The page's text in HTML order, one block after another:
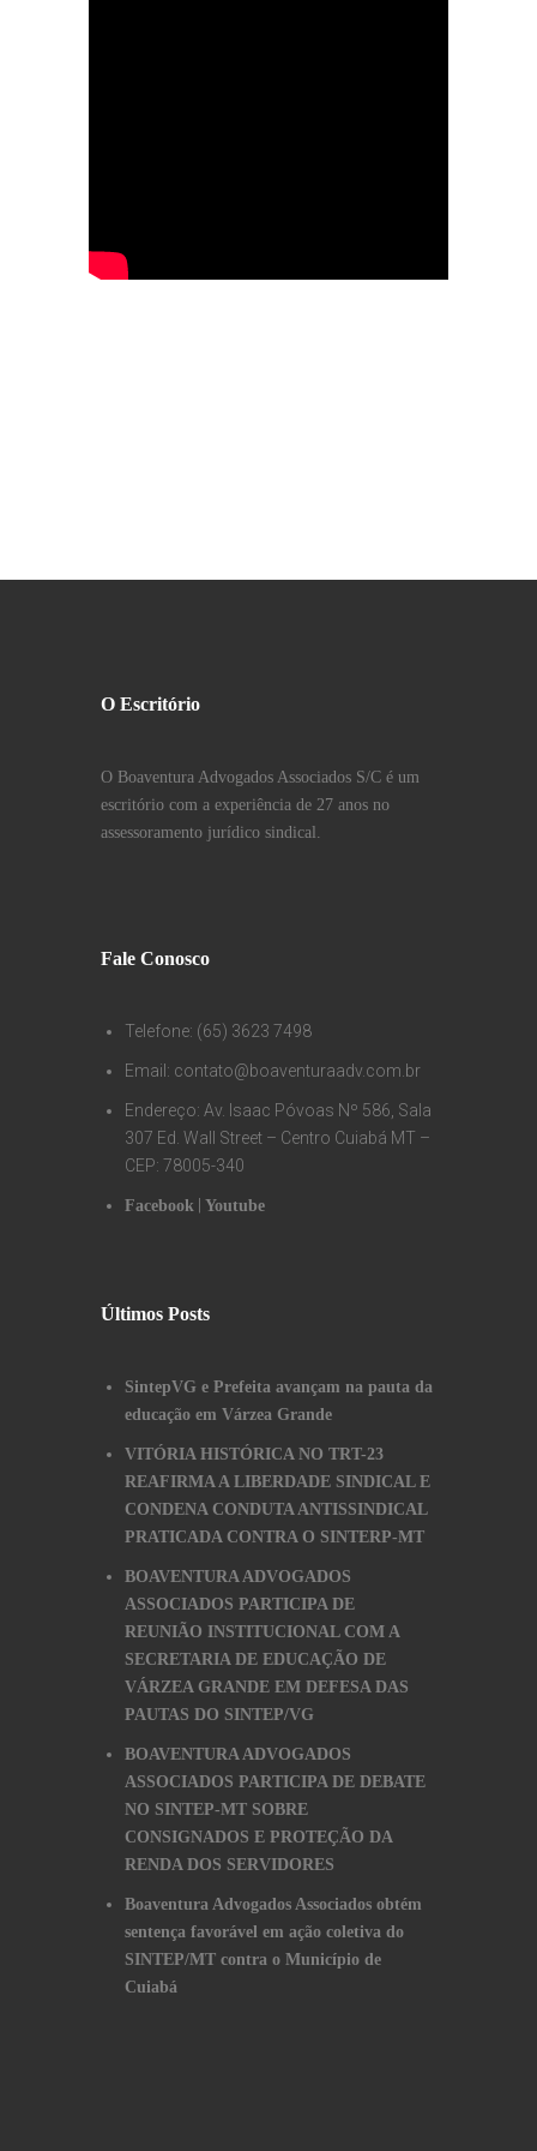
O Escritório
O Boaventura Advogados Associados S/C é um
escritório com a experiência de 27 anos no
assessoramento jurídico sindical.
Fale Conosco
Telefone: (65) 3623 7498
Email: contato@boaventuraadv.com.br
Endereço: Av. Isaac Póvoas Nº 586, Sala
307 Ed. Wall Street – Centro Cuiabá MT –
CEP: 78005-340
Facebook Youtube
Últimos Posts
SintepVG e Prefeita avançam na pauta da
educação em Várzea Grande
VITÓRIA HISTÓRICA NO TRT-23
REAFIRMA A LIBERDADE SINDICAL E
CONDENA CONDUTA ANTISSINDICAL
PRATICADA CONTRA O SINTERP-MT
BOAVENTURA ADVOGADOS
ASSOCIADOS PARTICIPA DE
REUNIÃO INSTITUCIONAL COM A
SECRETARIA DE EDUCAÇÃO DE
VÁRZEA GRANDE EM DEFESA DAS
PAUTAS DO SINTEP/VG
BOAVENTURA ADVOGADOS
ASSOCIADOS PARTICIPA DE DEBATE
NO SINTEP-MT SOBRE
CONSIGNADOS E PROTEÇÃO DA
RENDA DOS SERVIDORES
Boaventura Advogados Associados obtém
sentença favorável em ação coletiva do
SINTEP/MT contra o Município de
Cuiabá